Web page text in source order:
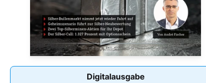
Digitalausgabe